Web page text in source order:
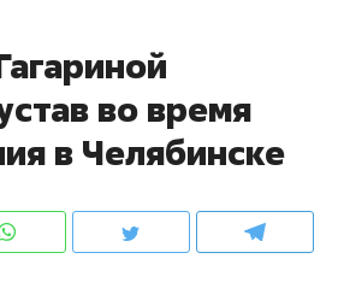
во время
в Челябинске